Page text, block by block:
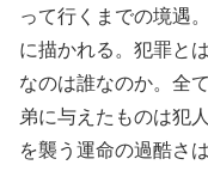
って行くまでの境遇
に描かれる。犯罪と
なのは誰なのか。全
弟に与えたものは犯
を襲う運命の過酷さ